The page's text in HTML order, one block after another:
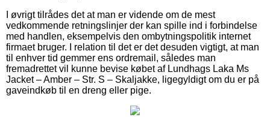
I øvrigt tilrådes det at man er vidende om de mest
vedkommende retningslinjer der kan spille ind i forbindelse
med handlen, eksempelvis den ombytningspolitik internet
firmaet bruger. I relation til det er det desuden vigtigt, at man
til enhver tid gemmer ens ordremail, således man
fremadrettet vil kunne bevise købet af Lundhags Laka Ms
Jacket – Amber – Str. S – Skaljakke, ligegyldigt om du er på
gaveindkøb til en dreng eller pige.